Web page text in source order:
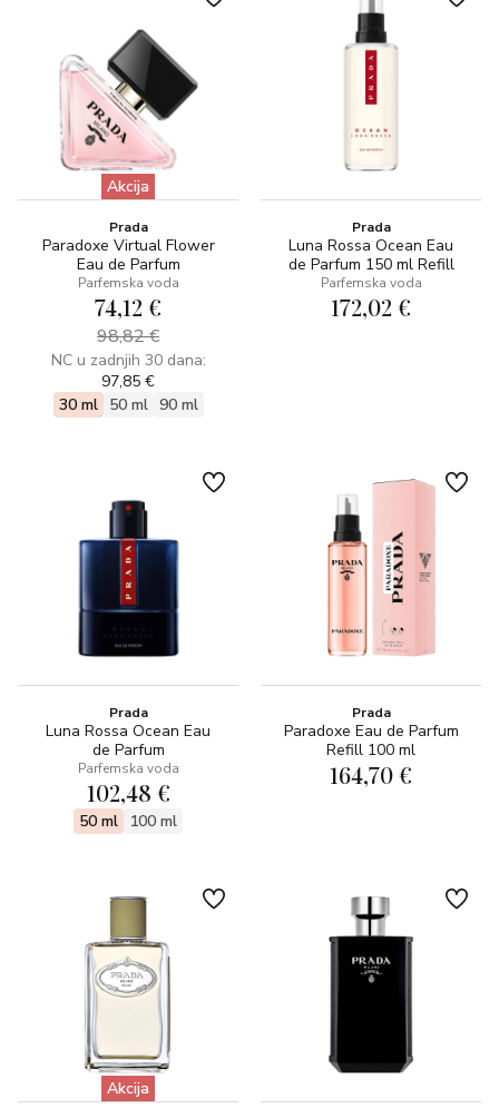
Akcija
Prada
Paradoxe Virtual Flower
Eau de Parfum
Parfemska voda
74,12 €
98,82 €
NC u zadnjih 30 dana:
97,85 €
30 ml
50 ml 90 ml
Prada
Luna Rossa Ocean Eau
de Parfum 150 ml Refill
Parfemska voda
172,02 €
Prada
Luna Rossa Ocean Eau
de Parfum
Parfemska voda
102,48 €
50 ml 100 ml
Prada
Paradoxe Eau de Parfum
Refill 100 ml
164,70 €
Akcija